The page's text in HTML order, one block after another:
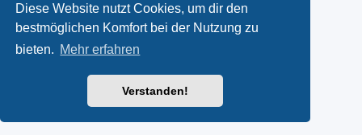
Diese Website nutzt Cookies, um dir den
bestmöglichen Komfort bei der Nutzung zu
bieten. Mehr erfahren
Verstanden!